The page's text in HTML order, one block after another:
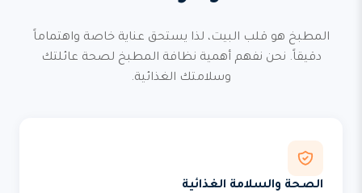
المطبخ هو قلب البيت، لذا يستحق عناية خاصة واهتماماً
دقيقاً. نحن نفهم أهمية نظافة المطبخ لصحة عائلتك
وسلامتك الغذائية.
الصحة والسلامة الغذائية